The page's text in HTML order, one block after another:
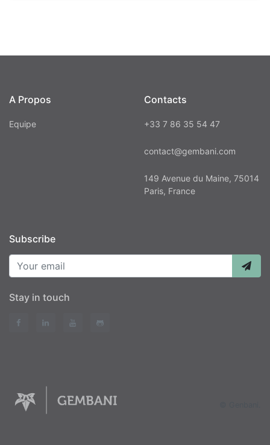
A Propos
Equipe
Contacts
+33 7 86 35 54 47
contact@gembani.com
149 Avenue du Maine, 75014
Paris, France
Subscribe
Your email
Stay in touch